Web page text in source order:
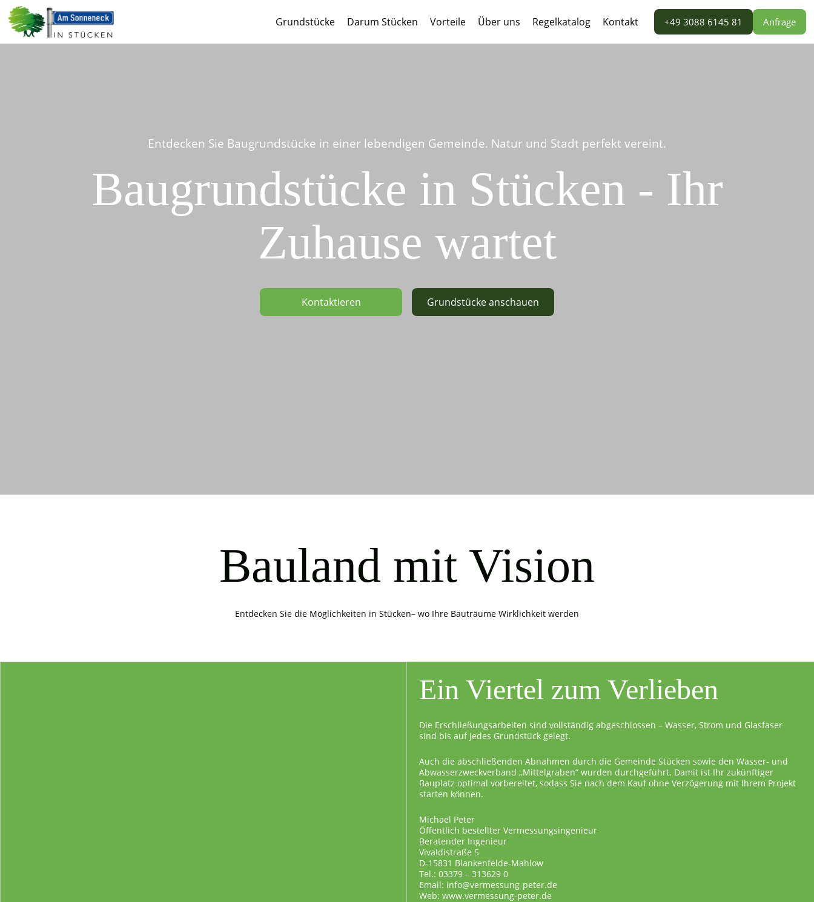
Grundstücke Darum Stücken Vorteile Über uns Regelkatalog Kontakt +49 3088 6145 81 Anfrage
Entdecken Sie Baugrundstücke in einer lebendigen Gemeinde. Natur und Stadt perfekt vereint.
Baugrundstücke in Stücken - Ihr
Zuhause wartet
Kontaktieren Grundstücke anschauen
Bauland mit Vision
Entdecken Sie die Möglichkeiten in Stücken– wo Ihre Bauträume Wirklichkeit werden
Ein Viertel zum Verlieben
Die Erschließungsarbeiten sind vollständig abgeschlossen – Wasser, Strom und Glasfaser
sind bis auf jedes Grundstück gelegt.
Auch die abschließenden Abnahmen durch die Gemeinde Stücken sowie den Wasser- und
Abwasserzweckverband „Mittelgraben“ wurden durchgeführt. Damit ist Ihr zukünftiger
Bauplatz optimal vorbereitet, sodass Sie nach dem Kauf ohne Verzögerung mit Ihrem Projekt
starten können.
Michael Peter
Öffentlich bestellter Vermessungsingenieur
Beratender Ingenieur
Vivaldistraße 5
D-15831 Blankenfelde-Mahlow
Tel.: 03379 – 313629 0
Email: info@vermessung-peter.de
Web: www.vermessung-peter.de